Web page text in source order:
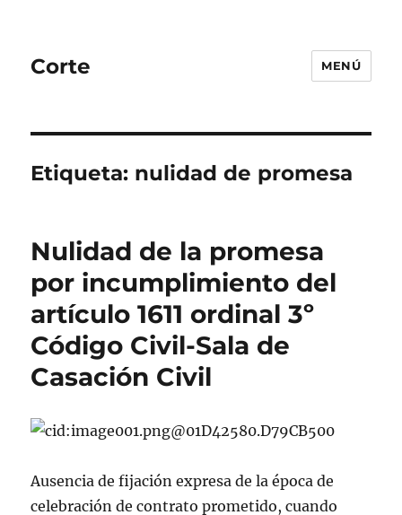
Corte MENÚ
Etiqueta: nulidad de promesa
Nulidad de la promesa
por incumplimiento del
artículo 1611 ordinal 3º
Código Civil-Sala de
Casación Civil
Ausencia de fijación expresa de la época de
celebración de contrato prometido, cuando